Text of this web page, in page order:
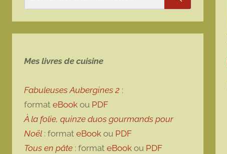
Rechercher
Mes livres de cuisine
Fabuleuses Aubergines 2 :
format eBook ou PDF
À la folie, quinze duos gourmands pour
Noël : format eBook ou PDF
Tous en pâte : format eBook ou PDF